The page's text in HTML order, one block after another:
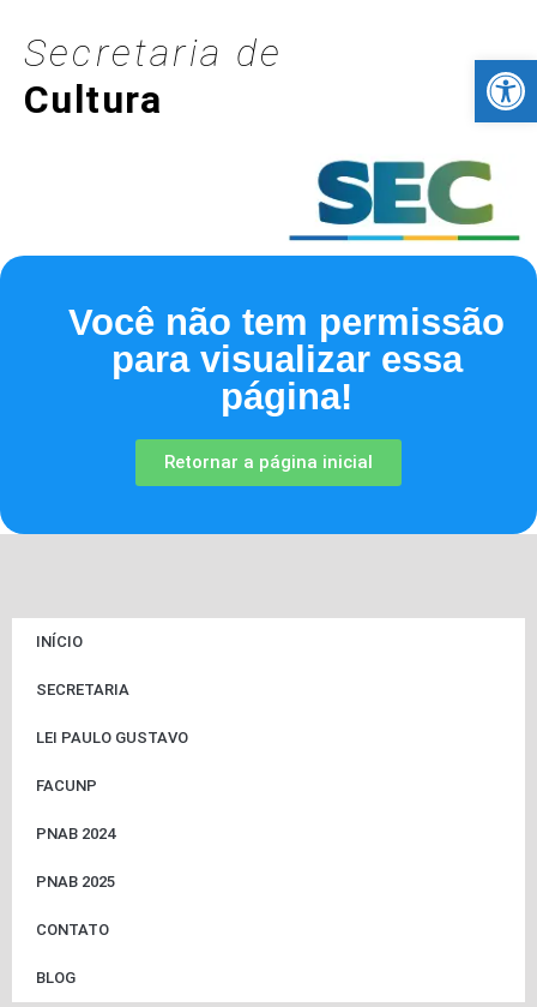
Secretaria de
Cultura
Você não tem permissão
para visualizar essa
página!
Retornar a página inicial
INÍCIO
SECRETARIA
LEI PAULO GUSTAVO
FACUNP
PNAB 2024
PNAB 2025
CONTATO
BLOG
Barra de